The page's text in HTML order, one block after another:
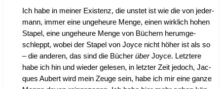
Ich habe in mei­ner Exis­tenz, die unstet ist wie die von jeder­
mann, immer eine unge­heu­re Men­ge, einen wirk­lich hohen
Sta­pel, eine unge­heu­re Men­ge von Büchern her­um­ge­
schleppt, wobei der Sta­pel von Joy­ce nicht höher ist als so
– die ande­ren, das sind die Bücher überJoy­ce. Letz­te­re
habe ich hin und wie­der gele­sen, in letz­ter Zeit jedoch, Jac­
ques Aubert wird mein Zeu­ge sein, habe ich mir eine gan­ze